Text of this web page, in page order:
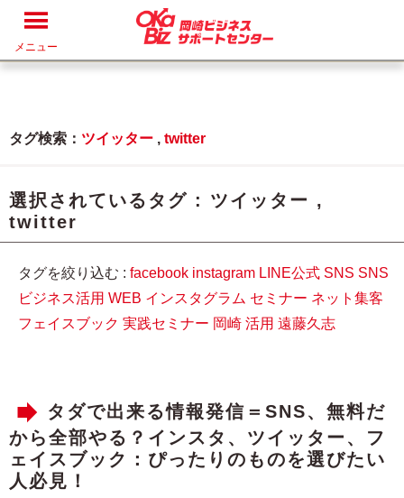
メニュー
タグ検索： ツイッター , twitter
選択されているタグ : ツイッター ,
twitter
タグを絞り込む : facebook instagram LINE公式 SNS SNS
ビジネス活用 WEB インスタグラム セミナー ネット集客
フェイスブック 実践セミナー 岡崎 活用 遠藤久志
タダで出来る情報発信＝SNS、無料だ
から全部やる？インスタ、ツイッター、フ
ェイスブック：ぴったりのものを選びたい
人必見！